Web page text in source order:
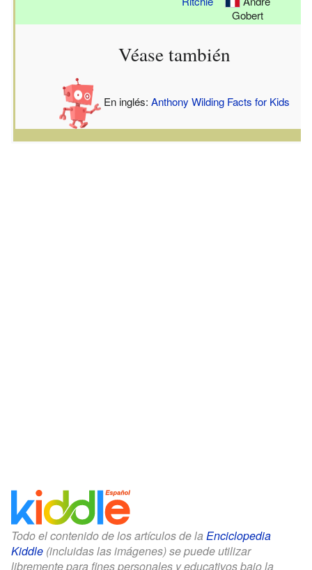
Gobert
Véase también
En inglés:Anthony Wilding Facts for Kids
Todo el contenido de los artículos de la Enciclopedia
Kiddle (incluidas las imágenes) se puede utilizar
libremente para fines personales y educativos bajo la